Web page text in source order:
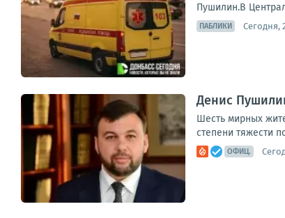
Пушилин.В
ПАБЛИКИ Сегодня,
Денис
Шесть мирных
степени тяжести
ОФИЦ.